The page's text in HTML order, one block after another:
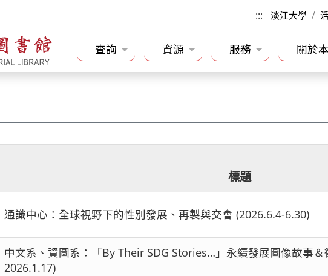
::: 淡江大學
查詢 資源 服務 關於
標題
通識中心：全球視野下的性別發展、再製與交會 (2026.6.4-6.30)
中文系、資圖系：「By Their SDG Stories…」永續發展圖像故事
2026.1.17)